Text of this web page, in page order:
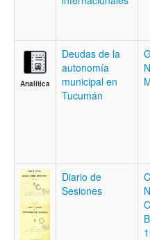
Analítica
Deudas de la
autonomía
municipal en
Tucumán
Diario de
Sesiones